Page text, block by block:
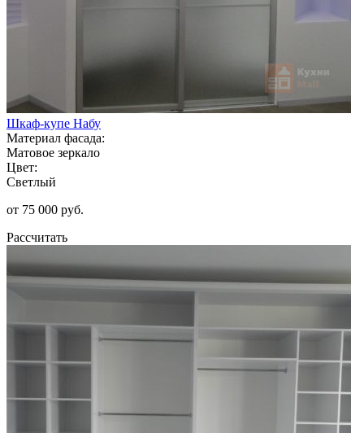
Шкаф-купе Набу
Материал фасада:
Матовое зеркало
Цвет:
Светлый
от 75 000 руб.
Рассчитать